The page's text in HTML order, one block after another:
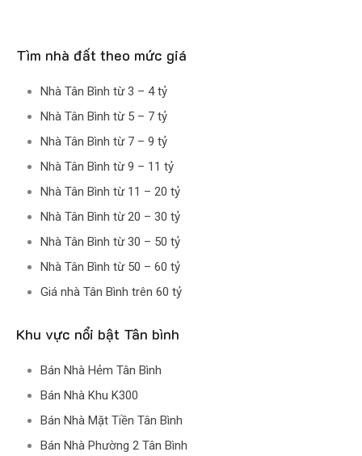
Tìm nhà đất theo mức giá
Nhà Tân Bình từ 3 – 4 tỷ
Nhà Tân Bình từ 5 – 7 tỷ
Nhà Tân Bình từ 7 – 9 tỷ
Nhà Tân Bình từ 9 – 11 tỷ
Nhà Tân Bình từ 11 – 20 tỷ
Nhà Tân Bình từ 20 – 30 tỷ
Nhà Tân Bình từ 30 – 50 tỷ
Nhà Tân Bình từ 50 – 60 tỷ
Giá nhà Tân Bình trên 60 tỷ
Khu vực nổi bật Tân bình
Bán Nhà Hẻm Tân Bình
Bán Nhà Khu K300
Bán Nhà Mặt Tiền Tân Bình
Bán Nhà Phường 2 Tân Bình